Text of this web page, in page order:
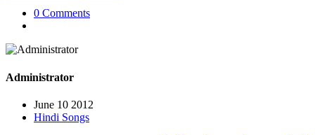
0 Comments
Administrator
June 10 2012
Hindi Songs